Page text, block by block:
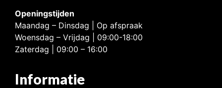
Openingstijden
Maandag – Dinsdag | Op afspraak
Woensdag – Vrijdag | 09:00-18:00
Zaterdag | 09:00 – 16:00
Informatie